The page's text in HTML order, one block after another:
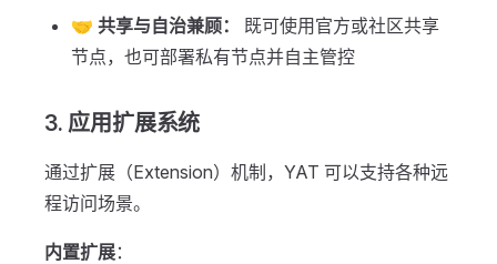
🤝 共享与自治兼顾：
既可使用官方或社区共享
节点，也可部署私有节点并自主管控
3. 应用扩展系统
通过扩展（Extension）机制，YAT 可以支持各种远
程访问场景。
内置扩展：